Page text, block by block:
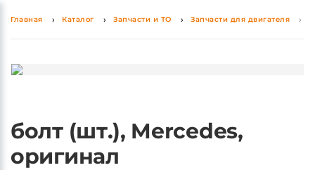
Главная Каталог Запчасти и ТО Запчасти для двигателя
болт (шт.), Mercedes,
оригинал